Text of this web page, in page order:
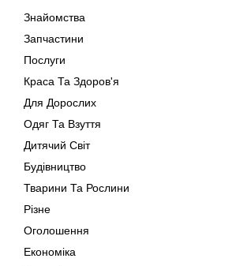
Знайомства
Запчастини
Послуги
Краса Та Здоров'я
Для Дорослих
Одяг Та Взуття
Дитячий Світ
Будівництво
Тварини Та Рослини
Різне
Оголошення
Економіка